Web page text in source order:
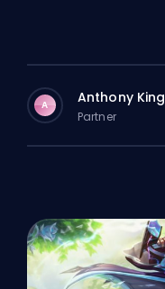
A Anthony King
Partner